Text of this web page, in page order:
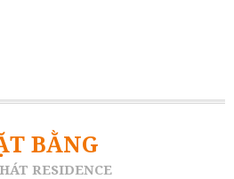
BẰNG
RESIDENCE